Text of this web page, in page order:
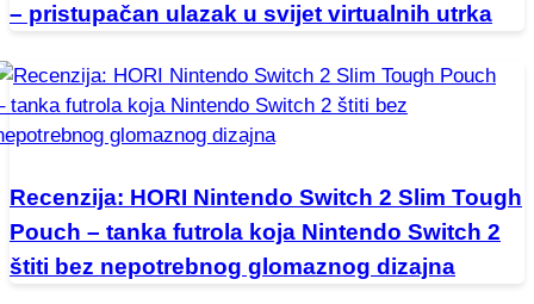
– pristupačan ulazak u svijet virtualnih utrka
Recenzija: HORI Nintendo Switch 2 Slim Tough
Pouch – tanka futrola koja Nintendo Switch 2
štiti bez nepotrebnog glomaznog dizajna